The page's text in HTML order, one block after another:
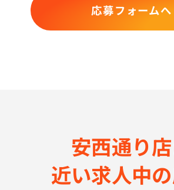
応募フォームへ
安西通り
近い求⼈中